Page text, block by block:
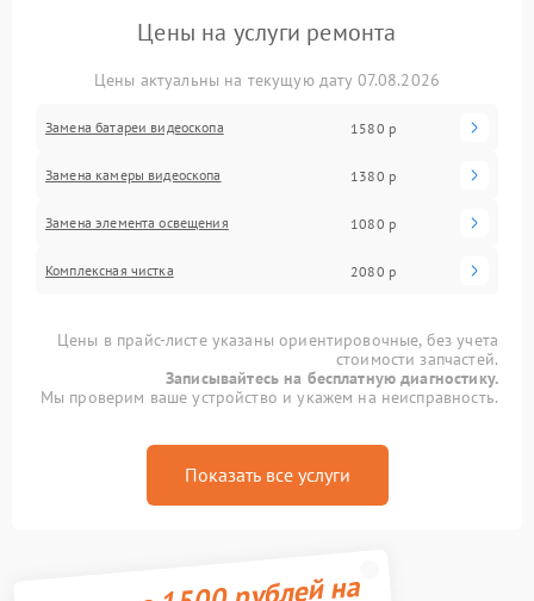
Цены на услуги ремонта
Цены актуальны на текущую дату 07.08.2026
Замена батареи видеоскопа 1580 р
Замена камеры видеоскопа 1380 р
Замена элемента освещения 1080 р
Комплексная чистка 2080 р
Цены в прайс-листе указаны ориентировочные, без учета
стоимости запчастей.
Записывайтесь на бесплатную диагностику.
Мы проверим ваше устройство и укажем на неисправность.
Показать все услуги